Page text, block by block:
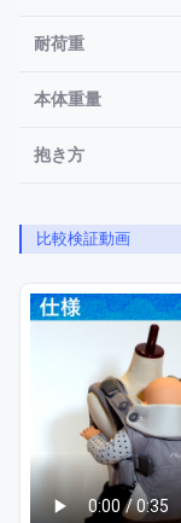
耐荷重
本体重量
抱き方
比較検証動画